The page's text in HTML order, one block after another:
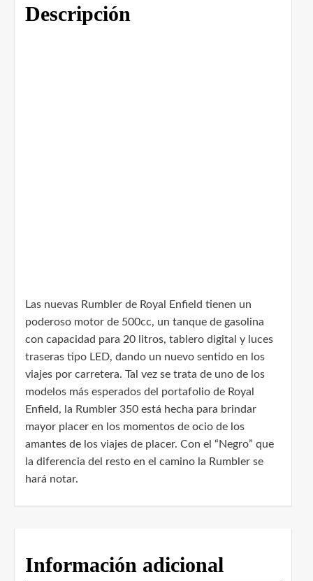
Descripción
Las nuevas Rumbler de Royal Enfield tienen un
poderoso motor de 500cc, un tanque de gasolina
con capacidad para 20 litros, tablero digital y luces
traseras tipo LED, dando un nuevo sentido en los
viajes por carretera. Tal vez se trata de uno de los
modelos más esperados del portafolio de Royal
Enfield, la Rumbler 350 está hecha para brindar
mayor placer en los momentos de ocio de los
amantes de los viajes de placer. Con el “Negro” que
la diferencia del resto en el camino la Rumbler se
hará notar.
Información adicional